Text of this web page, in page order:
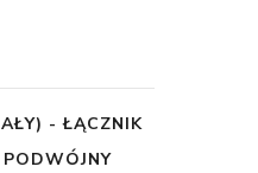
- ŁĄCZNIK